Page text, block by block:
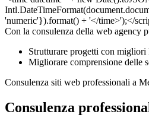
Con la consulenza della web agency
Strutturare progetti con
Migliorare comprensione delle
Consulenza siti web professionali a
Consulenza